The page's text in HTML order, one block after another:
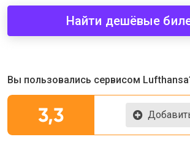
Найти дешёвые
Вы пользовались сервисом
3,3